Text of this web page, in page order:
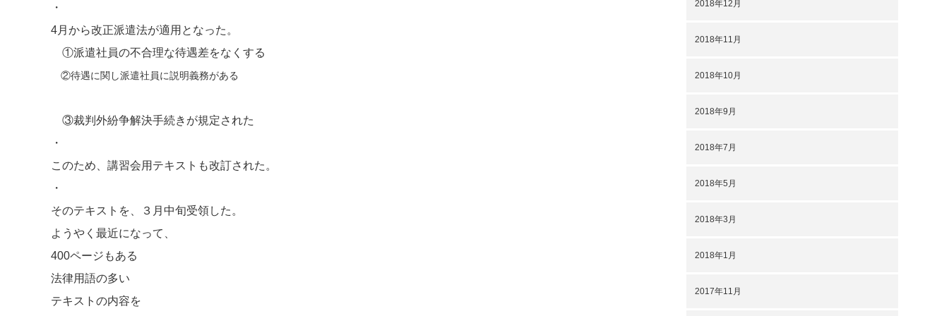
・
4月から改正派遣法が適用となった。
①派遣社員の不合理な待遇差をなくする
②待遇に関し派遣社員に説明義務がある
③裁判外紛争解決手続きが規定された
・
このため、講習会用テキストも改訂された。
・
そのテキストを、３月中旬受領した。
ようやく最近になって、
400ページもある
法律用語の多い
テキストの内容を
2018年12月
2018年11月
2018年10月
2018年9月
2018年7月
2018年5月
2018年3月
2018年1月
2017年11月